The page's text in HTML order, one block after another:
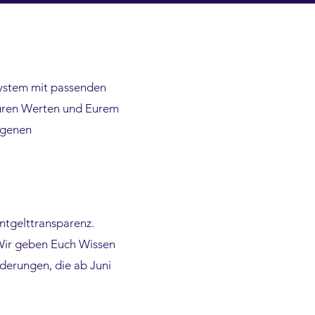
mit passenden
Werten und Eurem
geben Euch Wissen
die ab Juni